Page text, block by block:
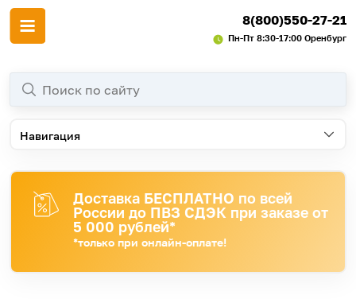
8(800)550-27-21
Пн-Пт 8:30-17:00 Оренбург
Навигация
Доставка БЕСПЛАТНО по всей
России до ПВЗ СДЭК при заказе от
5 000 рублей*
*только при онлайн-оплате!